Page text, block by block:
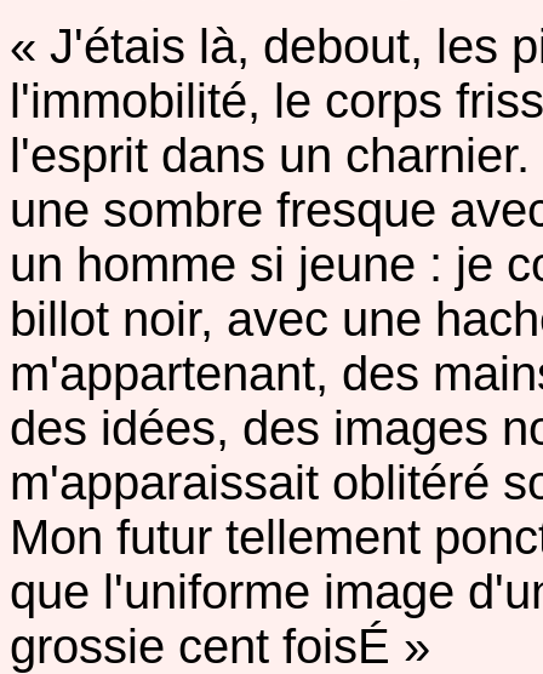
« J'étais là, debout, les
l'immobilité, le corps
l'esprit dans un
une sombre fresque
un homme si jeune : je
billot noir, avec une
m'appartenant, des
des idées, des images
m'apparaissait oblitéré
Mon futur tellement
que l'uniforme image
grossie cent foisÉ »